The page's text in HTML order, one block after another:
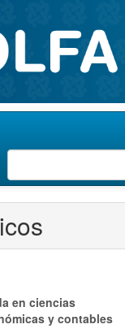
en ciencias
y contables